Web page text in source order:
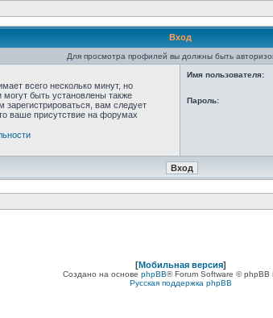
Вход
Для просмотра профилей вы должны быть
всего несколько минут, но
быть установлены также
зарегистрироваться, вам следует
ваше присутствие на форумах
Имя пользователя:
Пароль:
[Мобильная версия]
Создано на основе phpBB® Forum Software © phpBB
Русская поддержка phpBB